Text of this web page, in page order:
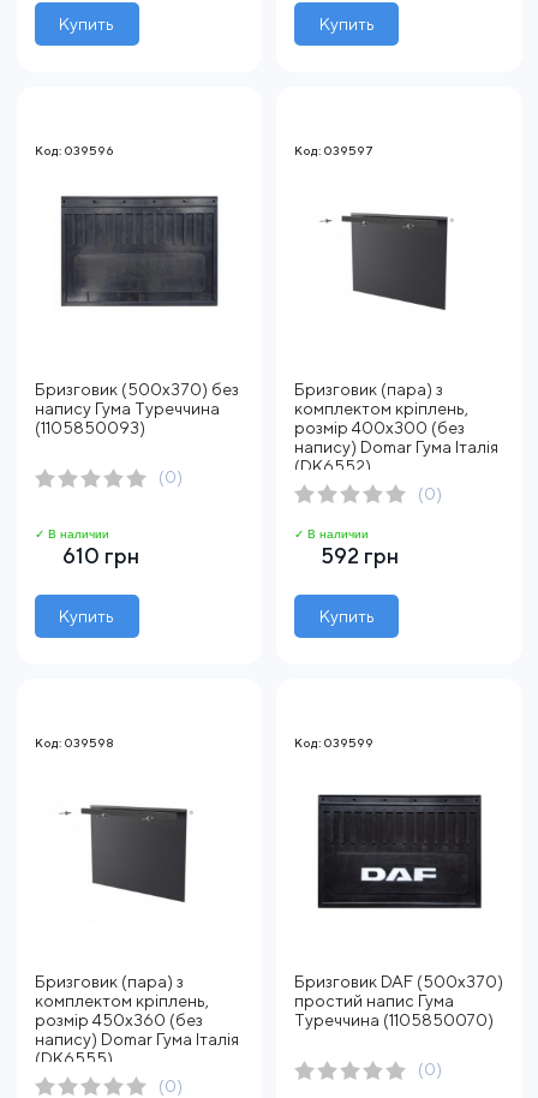
Купить Купить
Код: 039596
Бризговик (500х370) без
напису Гума Туреччина
(1105850093)
(0)
✓ В наличии
610 грн
Купить
Код: 039597
Бризговик (пара) з
комплектом кріплень,
розмір 400х300 (без
напису) Domar Гума Італія
(DK6552)
(0)
✓ В наличии
592 грн
Купить
Код: 039598
Бризговик (пара) з
комплектом кріплень,
розмір 450х360 (без
напису) Domar Гума Італія
(DK6555)
(0)
Код: 039599
Бризговик DAF (500х370)
простий напис Гума
Туреччина (1105850070)
(0)